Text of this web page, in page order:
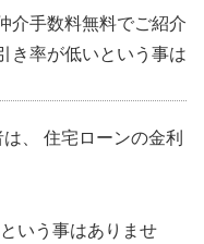
介手数料無料でご紹介
き率が低いという事は
、 住宅ローンの金利
いう事はありませ